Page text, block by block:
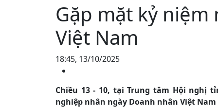
Gặp mặt kỷ
Việt Nam
18:45, 13/10/2025
Chiều 13 - 10, tại Trung tâm Hội nghị
nghiệp nhân ngày Doanh nhân Việt Nam